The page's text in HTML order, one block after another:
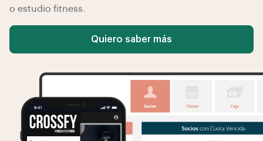
o estudio fitness.
Quiero saber más